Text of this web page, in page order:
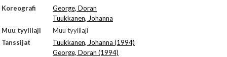
Koreografi
George, Doran
Tuukkanen, Johanna
Muu tyylilaji
Muu tyylilaji
Tanssijat
Tuukkanen, Johanna (1994)
George, Doran (1994)